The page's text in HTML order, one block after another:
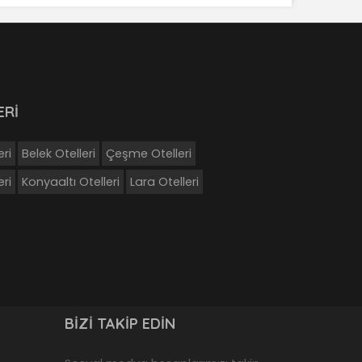
Belek Otelleri
Çeşme Otelleri
Konyaaltı Otelleri Lara Otelleri
BIZI TAKIP EDIN